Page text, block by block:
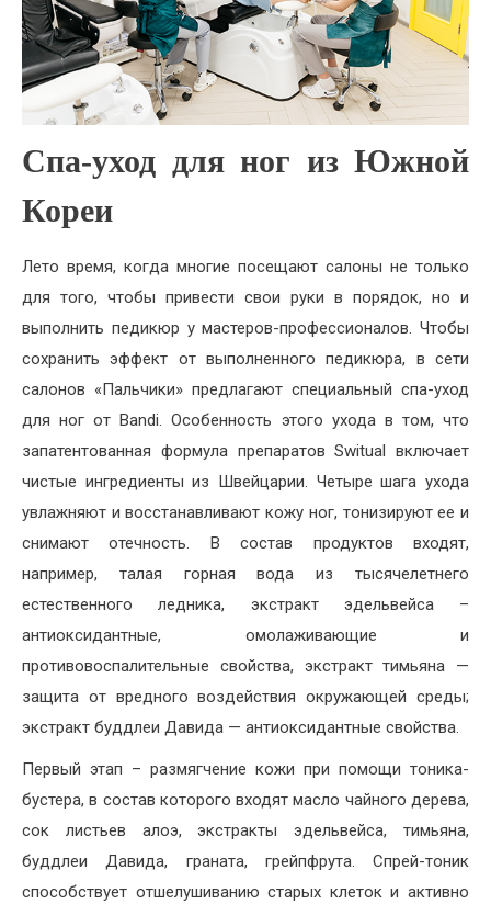
Спа-уход для ног из Южной
Кореи
Лето время, когда многие посещают салоны не только
для того, чтобы привести свои руки в порядок, но и
выполнить педикюр у мастеров-профессионалов. Чтобы
сохранить эффект от выполненного педикюра, в сети
салонов «Пальчики» предлагают специальный спа-уход
для ног от Bandi. Особенность этого ухода в том, что
запатентованная формула препаратов Switual включает
чистые ингредиенты из Швейцарии. Четыре шага ухода
увлажняют и восстанавливают кожу ног, тонизируют ее и
снимают отечность. В состав продуктов входят,
например, талая горная вода из тысячелетнего
естественного ледника, экстракт эдельвейса –
антиоксидантные, омолаживающие и
противовоспалительные свойства, экстракт тимьяна —
защита от вредного воздействия окружающей среды;
экстракт буддлеи Давида — антиоксидантные свойства.
Первый этап – размягчение кожи при помощи тоника-
бустера, в состав которого входят масло чайного дерева,
сок листьев алоэ, экстракты эдельвейса, тимьяна,
буддлеи Давида, граната, грейпфрута. Спрей-тоник
способствует отшелушиванию старых клеток и активно